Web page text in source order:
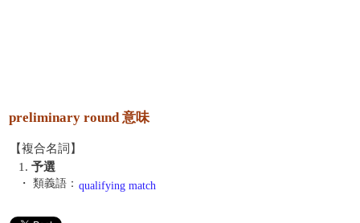
preliminary round 意味
【複合名詞】
1. 予選
・ 類義語： qualifying match